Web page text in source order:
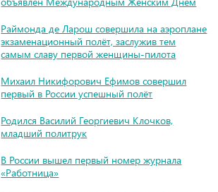
Раймонда де Ларош совершила на аэроплане
экзаменационный полёт, заслужив тем
самым славу первой женщины-пилота
Михаил Никифорович Ефимов совершил
первый в России успешный полёт
Родился Василий Георгиевич Клочков,
младший политрук
В России вышел первый номер журнала
«Работница»